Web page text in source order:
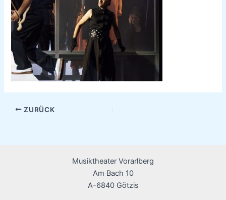
ZURÜCK
Musiktheater Vorarlberg
Am Bach 10
A-6840 Götzis